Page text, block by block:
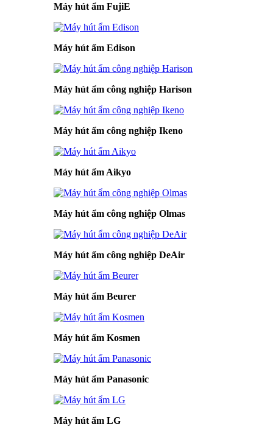
Máy hút ẩm FujiE
Máy hút ẩm Edison
Máy hút ẩm công nghiệp Harison
Máy hút ẩm công nghiệp Ikeno
Máy hút ẩm Aikyo
Máy hút ẩm công nghiệp Olmas
Máy hút ẩm công nghiệp DeAir
Máy hút ẩm Beurer
Máy hút ẩm Kosmen
Máy hút ẩm Panasonic
Máy hút ẩm LG